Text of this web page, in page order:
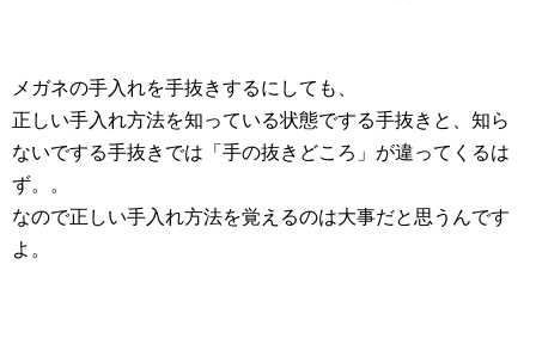
メガネの手入れを手抜きするにしても、
正しい手入れ方法を知っている状態でする手抜きと、知ら
ないでする手抜きでは「手の抜きどころ」が違ってくるは
ず。。
なので正しい手入れ方法を覚えるのは大事だと思うんです
よ。